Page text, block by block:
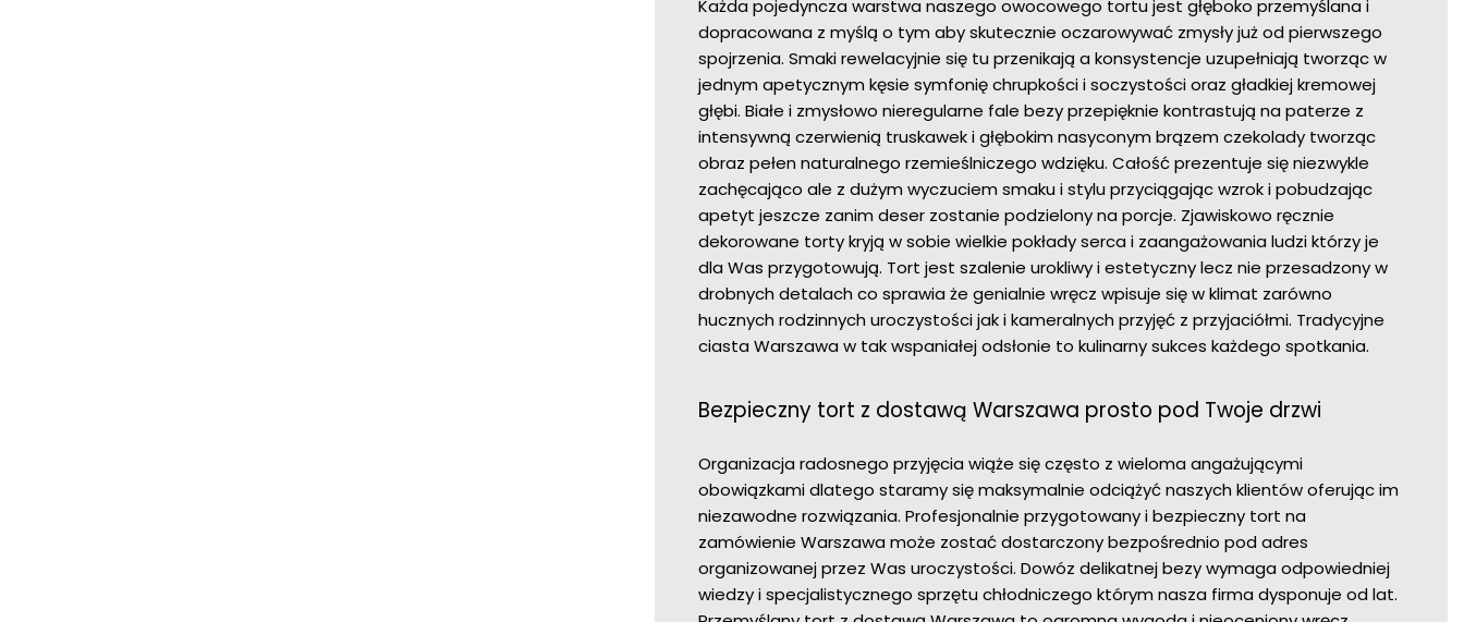
Każda pojedyncza warstwa naszego owocowego tortu jest głęboko przemyślana i
dopracowana z myślą o tym aby skutecznie oczarowywać zmysły już od pierwszego
spojrzenia. Smaki rewelacyjnie się tu przenikają a konsystencje uzupełniają tworząc w
jednym apetycznym kęsie symfonię chrupkości i soczystości oraz gładkiej kremowej
głębi. Białe i zmysłowo nieregularne fale bezy przepięknie kontrastują na paterze z
intensywną czerwienią truskawek i głębokim nasyconym brązem czekolady tworząc
obraz pełen naturalnego rzemieślniczego wdzięku. Całość prezentuje się niezwykle
zachęcająco ale z dużym wyczuciem smaku i stylu przyciągając wzrok i pobudzając
apetyt jeszcze zanim deser zostanie podzielony na porcje. Zjawiskowo ręcznie
dekorowane torty kryją w sobie wielkie pokłady serca i zaangażowania ludzi którzy je
dla Was przygotowują. Tort jest szalenie urokliwy i estetyczny lecz nie przesadzony w
drobnych detalach co sprawia że genialnie wręcz wpisuje się w klimat zarówno
hucznych rodzinnych uroczystości jak i kameralnych przyjęć z przyjaciółmi. Tradycyjne
ciasta Warszawa w tak wspaniałej odsłonie to kulinarny sukces każdego spotkania.
Bezpieczny tort z dostawą Warszawa prosto pod Twoje drzwi
Organizacja radosnego przyjęcia wiąże się często z wieloma angażującymi
obowiązkami dlatego staramy się maksymalnie odciążyć naszych klientów oferując im
niezawodne rozwiązania. Profesjonalnie przygotowany i bezpieczny tort na
zamówienie Warszawa może zostać dostarczony bezpośrednio pod adres
organizowanej przez Was uroczystości. Dowóz delikatnej bezy wymaga odpowiedniej
wiedzy i specjalistycznego sprzętu chłodniczego którym nasza firma dysponuje od lat.